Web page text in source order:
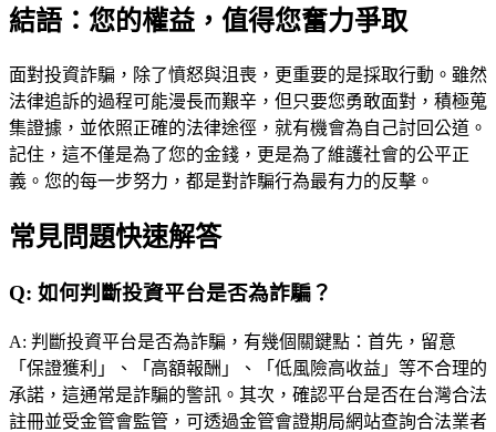
結語：您的權益，值得您奮力爭取
面對投資詐騙，除了憤怒與沮喪，更重要的是採取行動。雖然
法律追訴的過程可能漫長而艱辛，但只要您勇敢面對，積極蒐
集證據，並依照正確的法律途徑，就有機會為自己討回公道。
記住，這不僅是為了您的金錢，更是為了維護社會的公平正
義。您的每一步努力，都是對詐騙行為最有力的反擊。
常見問題快速解答
Q: 如何判斷投資平台是否為詐騙？
A: 判斷投資平台是否為詐騙，有幾個關鍵點：首先，留意
「保證獲利」、「高額報酬」、「低風險高收益」等不合理的
承諾，這通常是詐騙的警訊。其次，確認平台是否在台灣合法
註冊並受金管會監管，可透過金管會證期局網站查詢合法業者